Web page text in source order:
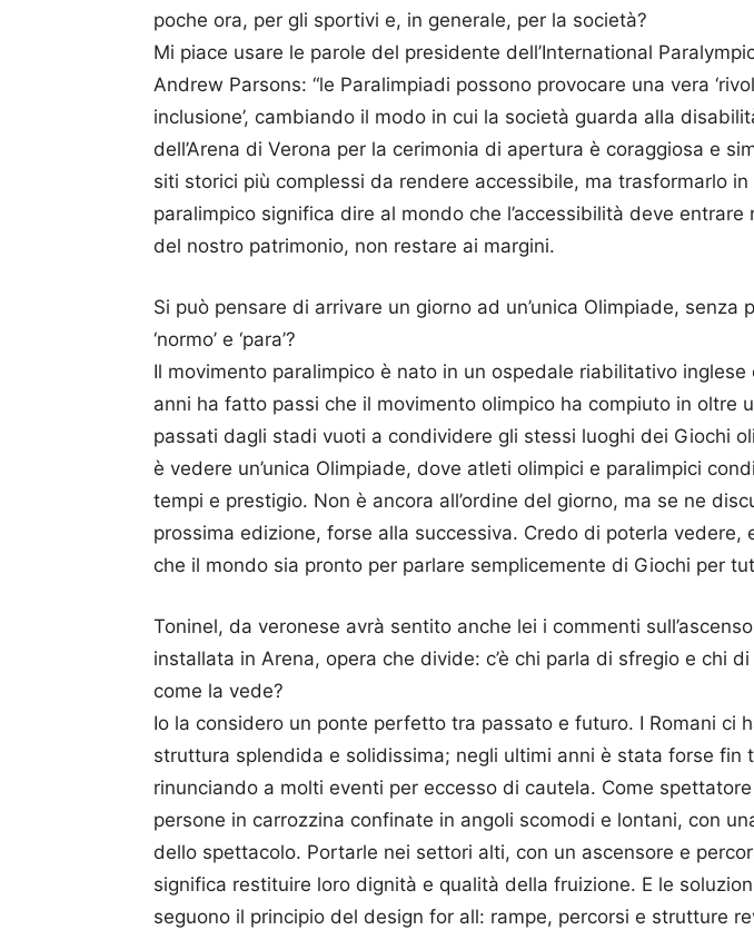
poche ora, per gli sportivi e, in generale, per la società?
Mi piace usare le parole del presidente dell’International
Andrew Parsons: “le Paralimpiadi possono provocare una vera
inclusione’, cambiando il modo in cui la società guarda alla
dell’Arena di Verona per la cerimonia di apertura è coraggiosa e
siti storici più complessi da rendere accessibile, ma trasformarlo in
paralimpico significa dire al mondo che l’accessibilità deve entrare
del nostro patrimonio, non restare ai margini.
Si può pensare di arrivare un giorno ad un’unica Olimpiade, senza
‘normo’ e ‘para’?
Il movimento paralimpico è nato in un ospedale riabilitativo inglese
anni ha fatto passi che il movimento olimpico ha compiuto in oltre
passati dagli stadi vuoti a condividere gli stessi luoghi dei Giochi
è vedere un’unica Olimpiade, dove atleti olimpici e paralimpici
tempi e prestigio. Non è ancora all’ordine del giorno, ma se ne
prossima edizione, forse alla successiva. Credo di poterla vedere,
che il mondo sia pronto per parlare semplicemente di Giochi per
Toninel, da veronese avrà sentito anche lei i commenti
installata in Arena, opera che divide: c’è chi parla di sfregio e chi
come la vede?
Io la considero un ponte perfetto tra passato e futuro. I Romani ci
struttura splendida e solidissima; negli ultimi anni è stata forse fin
rinunciando a molti eventi per eccesso di cautela. Come
persone in carrozzina confinate in angoli scomodi e lontani, con
dello spettacolo. Portarle nei settori alti, con un ascensore e
significa restituire loro dignità e qualità della fruizione. E le
seguono il principio del design for all: rampe, percorsi e strutture